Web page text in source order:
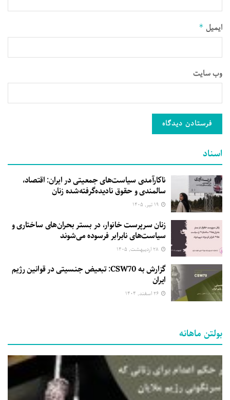
ایمیل *
وب‌ سایت
اسناد
ناکارآمدی سیاست‌های جمعیتی در ایران: اقتصاد،
سالمندی و حقوق نادیده‌گرفته‌شده زنان
زنان سرپرست خانوار، در بستر بحران‌های ساختاری و
سیاست‌های نابرابر فرسوده می‌شوند
گزارش به CSW70: تبعیض جنسیتی در قوانین رژیم
ایران
بولتن ماهانه